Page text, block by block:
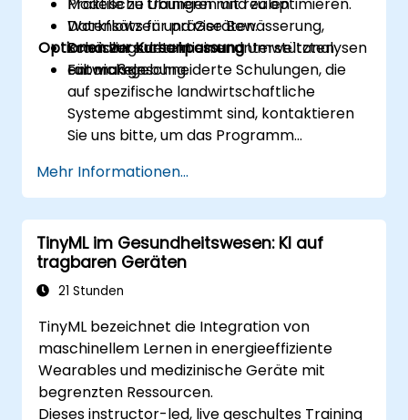
Workflows für präzise Bewässerung,
Schädlingsdetektion und Umweltanalysen
entwickeln.
Datensätzen und Geräten.
Praxisversuche in einer unterstützten
Laborumgebung.
Optionen zur Kursanpassung
Für maßgeschneiderte Schulungen, die
auf spezifische landwirtschaftliche
Systeme abgestimmt sind, kontaktieren
Sie uns bitte, um das Programm
Mehr Informationen...
TinyML im Gesundheitswesen: KI auf
tragbaren Geräten
21 Stunden
TinyML bezeichnet die Integration von
maschinellem Lernen in energieeffiziente
Wearables und medizinische Geräte mit
begrenzten Ressourcen.
Dieses instructor-led, live geschultes Training